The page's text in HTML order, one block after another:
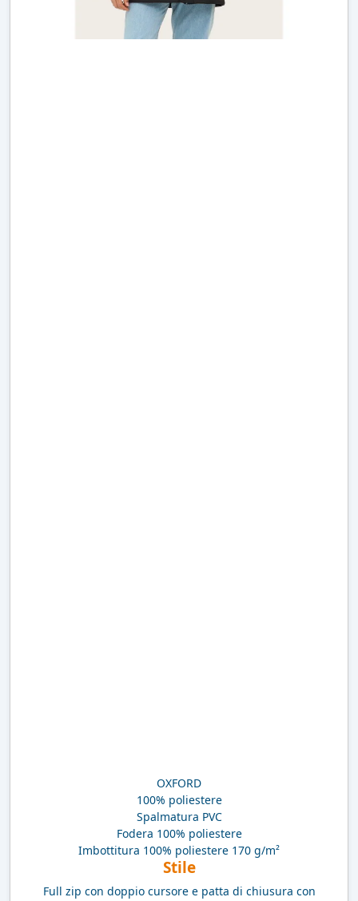
OXFORD
100% poliestere
Spalmatura PVC
Fodera 100% poliestere
Imbottitura 100% poliestere 170 g/m²
Stile
Full zip con doppio cursore e patta di chiusura con